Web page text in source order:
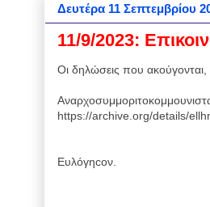
Δευτέρα 11 Σεπτεμβρίου
11/9/2023:
Οι δηλώσεις που ακούγονται,
https://archive.org/details/
Ευλόγηcον.